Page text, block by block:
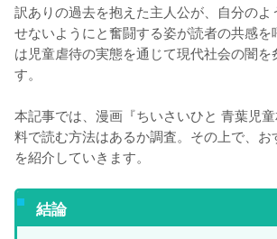
訳ありの過去を抱えた主人公が、自分のよ
せないようにと奮闘する姿が読者の共感
は児童虐待の実態を通じて現代社会の闇を
す。
本記事では、漫画『ちいさいひと 青葉児
料で読む方法はあるか調査。その上で、お
を紹介していきます。
結論